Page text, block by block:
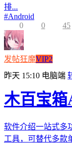
排...
#Android
0
0 45
发帖狂魔VIP2
昨天 15:10 电脑端
木百宝箱
软件介绍一站式多
工具，可替代多款